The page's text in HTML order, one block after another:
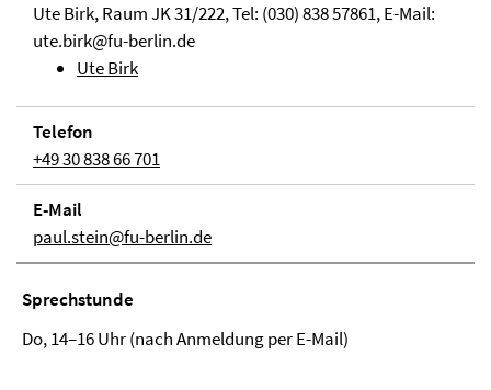
Ute Birk, Raum JK 31/222, Tel: (030) 838 57861, E-Mail:
ute.birk@fu-berlin.de
Ute Birk
Telefon
+49 30 838 66 701
E-Mail
paul.stein@fu-berlin.de
Sprechstunde
Do, 14–16 Uhr (nach Anmeldung per E-Mail)